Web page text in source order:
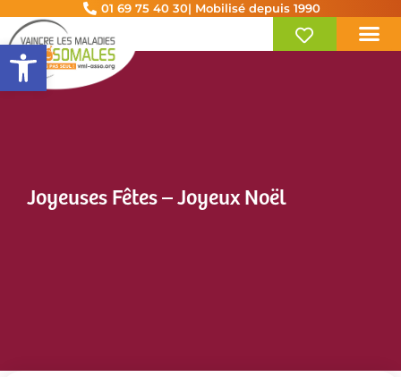
Ouvrir la barre d’outils
01 69 75 40 30| Mobilisé depuis 1990
Joyeuses Fêtes – Joyeux Noël